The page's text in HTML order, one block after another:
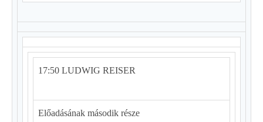
17:50 LUDWIG REISER
Előadásának második része